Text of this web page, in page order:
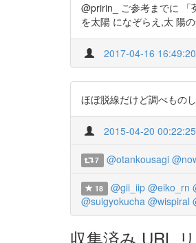
@pririn_ ご参考までに 「
を太陽 になぞらえ,太 陽
2017-04-16 16:49:20
ほぼ脱線だけど調べもの
2015-04-20 00:22:25
7 @otankousagi
18 @gii_iip @eiko_rn
@suigyokucha @wispiral
収集済み URL